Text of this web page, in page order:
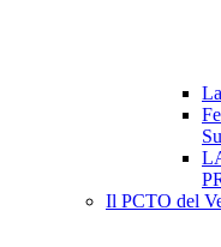
Il PCTO del